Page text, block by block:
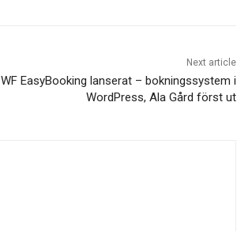
Next article
WF EasyBooking lanserat – bokningssystem i
WordPress, Ala Gård först ut